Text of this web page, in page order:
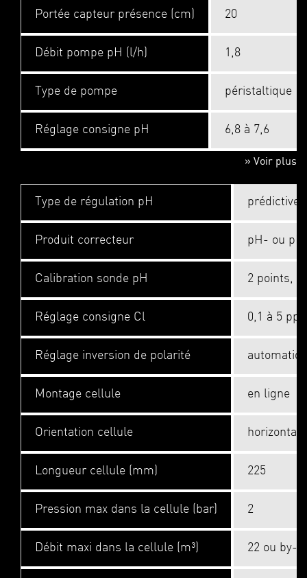
Portée capteur présence (cm) 20
Débit pompe pH (l/h) 1,8
Type de pompe péristaltique
Réglage consigne pH 6,8 à 7,6
» Voir plus
Type de régulation pH prédictive
Produit correcteur pH- ou
Calibration sonde pH 2 points,
Réglage consigne Cl 0,1 à 5
Réglage inversion de polarité
Montage cellule en ligne
Orientation cellule
Longueur cellule (mm) 225
Pression max dans la cellule (bar) 2
Débit maxi dans la cellule (m³) 22 ou by-